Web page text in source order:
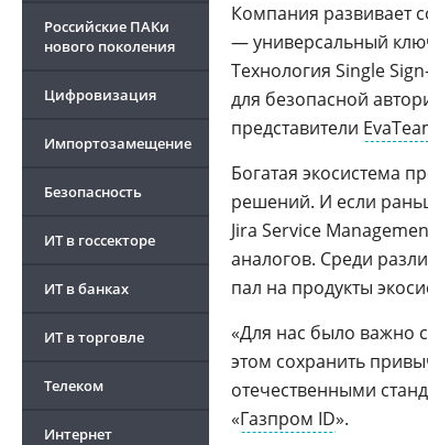
Российские ПАКи
нового поколения
Цифровизация
Импортозамещение
Безопасность
ИТ в госсекторе
ИТ в банках
ИТ в торговле
Телеком
Интернет
Компания развивает
— универсальный
Технология Single
для безопасной
представители
Богатая экосистема
решений. И если
Jira Service
аналогов. Среди
пал на продукты
«Для нас было важно
этом сохранить
отечественными
«Газпром ID».